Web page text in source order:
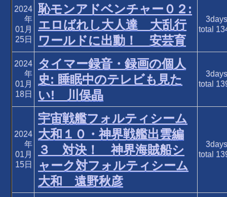
2024
年
01月
25日
恥モンアドベンチャー０２:
エロばれし大人達 大乱行
ワールドに出動！ 安芸育
total
2024
年
01月
18日
タイマー録音・録画の個人
史: 睡眠中のテレビも見た
い! 川俣晶
total
2024
年
01月
15日
宇宙戦艦フォルティシーム
大和１０・神界戦艦出雲編
３ 対決！ 神界海賊船シ
ャーク対フォルティシーム
大和 遠野秋彦
total